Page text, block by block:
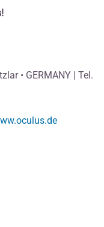
• GERMANY | Tel.